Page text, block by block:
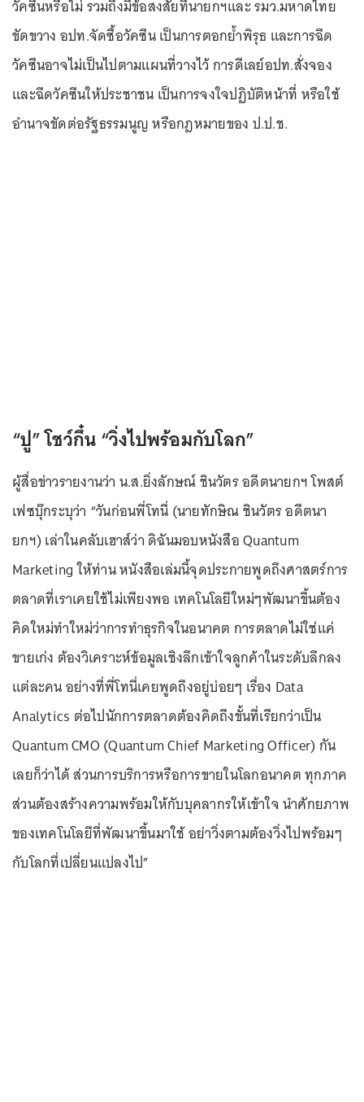
วัคซีนหรือไม่ รวมถึงมีข้อสงสัยที่นายกฯและ รมว.มหาดไทย
ขัดขวาง อปท.จัดซื้อวัคซีน เป็นการตอกย้ำพิรุธ และการฉีด
วัคซีนอาจไม่เป็นไปตามแผนที่วางไว้ การดีเลย์อปท.สั่งจอง
และฉีดวัคซีนให้ประชาชน เป็นการจงใจปฏิบัติหน้าที่ หรือใช้
อำนาจขัดต่อรัฐธรรมนูญ หรือกฎหมายของ ป.ป.ช.
“ปู” โชว์กึ๋น “วิ่งไปพร้อมกับโลก”
ผู้สื่อข่าวรายงานว่า น.ส.ยิ่งลักษณ์ ชินวัตร อดีตนายกฯ โพสต์
เฟซบุ๊กระบุว่า “วันก่อนพี่โทนี่ (นายทักษิณ ชินวัตร อดีตนา
ยกฯ) เล่าในคลับเฮาส์ว่า ดิฉันมอบหนังสือ Quantum
Marketing ให้ท่าน หนังสือเล่มนี้จุดประกายพูดถึงศาสตร์การ
ตลาดที่เราเคยใช้ไม่เพียงพอ เทคโนโลยีใหม่ๆพัฒนาขึ้นต้อง
คิดใหม่ทำใหม่ว่าการทำธุรกิจในอนาคต การตลาดไม่ใช่แค่
ขายเก่ง ต้องวิเคราะห์ข้อมูลเชิงลึกเข้าใจลูกค้าในระดับลึกลง
แต่ละคน อย่างที่พี่โทนี่เคยพูดถึงอยู่บ่อยๆ เรื่อง Data
Analytics ต่อไปนักการตลาดต้องคิดถึงขั้นที่เรียกว่าเป็น
Quantum CMO (Quantum Chief Marketing Officer) กัน
เลยก็ว่าได้ ส่วนการบริการหรือการขายในโลกอนาคต ทุกภาค
ส่วนต้องสร้างความพร้อมให้กับบุคลากรให้เข้าใจ นำศักยภาพ
ของเทคโนโลยีที่พัฒนาขึ้นมาใช้ อย่าวิ่งตามต้องวิ่งไปพร้อมๆ
กับโลกที่เปลี่ยนแปลงไป”